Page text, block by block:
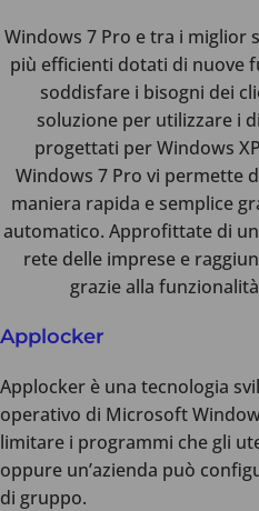
Windows 7 Pro e tra i miglior
più efficienti dotati di nuove
soddisfare i bisogni dei
soluzione per utilizzare i
progettati per Windows
Windows 7 Pro vi permette
maniera rapida e semplice
automatico. Approfittate di
rete delle imprese e
grazie alla
Applocker
Applocker è una tecnologia
operativo di Microsoft
limitare i programmi che gli
oppure un’azienda può
di gruppo.